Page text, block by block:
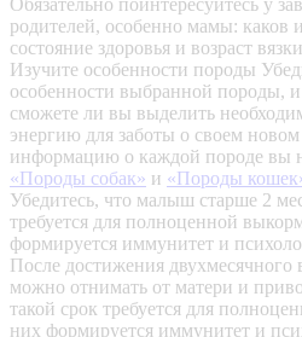
Обязательно поинтересуйтесь у
родителей, особенно мамы: каков
состояние здоровья и возраст
Изучите особенности породы
особенности выбранной породы, и
сможете ли вы выделить
энергию для заботы о своем
информацию о каждой породе вы
«Породы собак» и «Породы
Убедитесь, что малыш старше 2
требуется для полноценной
формируется иммунитет и
После достижения двухмесячного
можно отнимать от матери и
такой срок требуется для
них формируется иммунитет и